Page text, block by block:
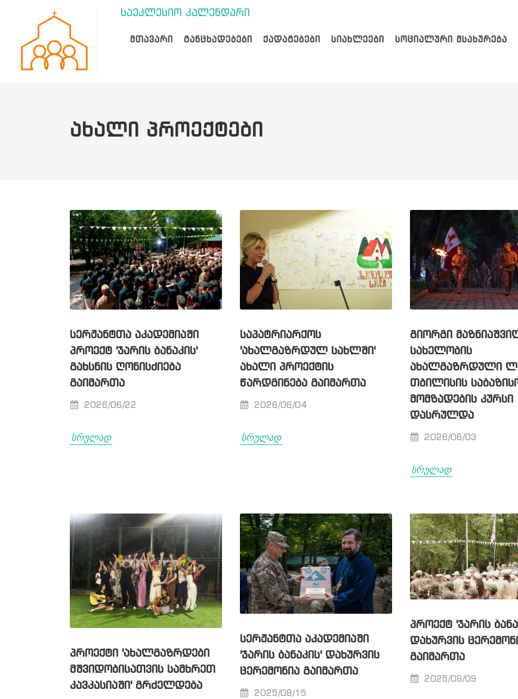
საეკლესიო კალენდარი
ᲛᲗᲐᲕᲐᲠᲘ ᲒᲐᲜᲪᲮᲐᲓᲔᲑᲔᲑᲘ ᲥᲐᲓᲐᲒᲔᲑᲔᲑᲘ ᲡᲘᲐᲮᲚᲔᲔᲑᲘ ᲡᲝᲪᲘᲐᲚᲣᲠᲘ ᲛᲡᲐᲮᲣᲠᲔᲑᲐ
ᲐᲮᲐᲚᲘ ᲞᲠᲝᲔᲥᲢᲔᲑᲘ
ᲡᲔᲠᲟᲐᲜᲢᲗᲐ ᲐᲙᲐᲓᲔᲛᲘᲐᲨᲘ
ᲞᲠᲝᲔᲥᲢ 'ᲯᲐᲠᲘᲡ ᲑᲐᲜᲐᲙᲘᲡ'
ᲒᲐᲮᲡᲜᲘᲡ ᲦᲝᲜᲘᲡᲫᲘᲔᲑᲐ
ᲒᲐᲘᲛᲐᲠᲗᲐ
2026/06/22
სრულად
ᲡᲐᲞᲐᲢᲠᲘᲐᲠᲥᲝᲡ
'ᲐᲮᲐᲚᲒᲐᲖᲠᲓᲣᲚ ᲡᲐᲮᲚᲨᲘ'
ᲐᲮᲐᲚᲘ ᲞᲠᲝᲔᲥᲢᲘᲡ
ᲬᲐᲠᲓᲒᲘᲜᲔᲑᲐ ᲒᲐᲘᲛᲐᲠᲗᲐ
2026/06/04
სრულად
ᲒᲘᲝᲠᲒᲘ
ᲡᲐᲮᲔᲚᲝᲑᲘᲡ
ᲐᲮᲐᲚᲒᲐᲖᲠᲓᲣᲚᲘ
ᲗᲑᲘᲚᲘᲡᲘᲡ
ᲛᲝᲛᲖᲐᲓᲔᲑᲘᲡ ᲙᲣᲠᲡᲘ
ᲓᲐᲡᲠᲣᲚᲓᲐ
2026/06/03
სრულად
ᲞᲠᲝᲔᲥᲢᲘ 'ᲐᲮᲐᲚᲒᲐᲖᲠᲓᲔᲑᲘ
ᲛᲨᲕᲘᲓᲝᲑᲘᲡᲐᲗᲕᲘᲡ ᲡᲐᲛᲮᲠᲔᲗ
ᲙᲐᲕᲙᲐᲡᲘᲐᲨᲘ' ᲒᲠᲫᲔᲚᲓᲔᲑᲐ
ᲡᲔᲠᲟᲐᲜᲢᲗᲐ ᲐᲙᲐᲓᲔᲛᲘᲐᲨᲘ
'ᲯᲐᲠᲘᲡ ᲑᲐᲜᲐᲙᲘᲡ' ᲓᲐᲮᲣᲠᲕᲘᲡ
ᲪᲔᲠᲔᲛᲝᲜᲘᲐ ᲒᲐᲘᲛᲐᲠᲗᲐ
2025/08/15
ᲞᲠᲝᲔᲥᲢ 'ᲯᲐᲠᲘᲡ
ᲓᲐᲮᲣᲠᲕᲘᲡ
ᲒᲐᲘᲛᲐᲠᲗᲐ
2025/08/09